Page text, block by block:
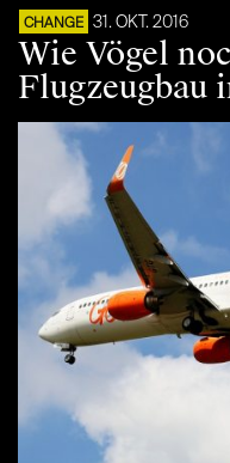
CHANGE 31. OKT. 2016
Wie Vögel
Flugzeugbau